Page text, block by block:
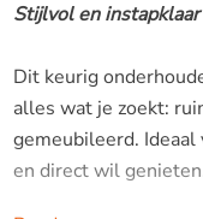
Stijlvol en
Dit keurig
alles wat je zoekt:
gemeubileerd.
en direct wil